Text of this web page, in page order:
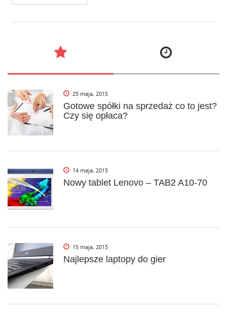
25 maja, 2015
Gotowe spółki na sprzedaż co to jest?
Czy się opłaca?
14 maja, 2015
Nowy tablet Lenovo – TAB2 A10-70
15 maja, 2015
Najlepsze laptopy do gier